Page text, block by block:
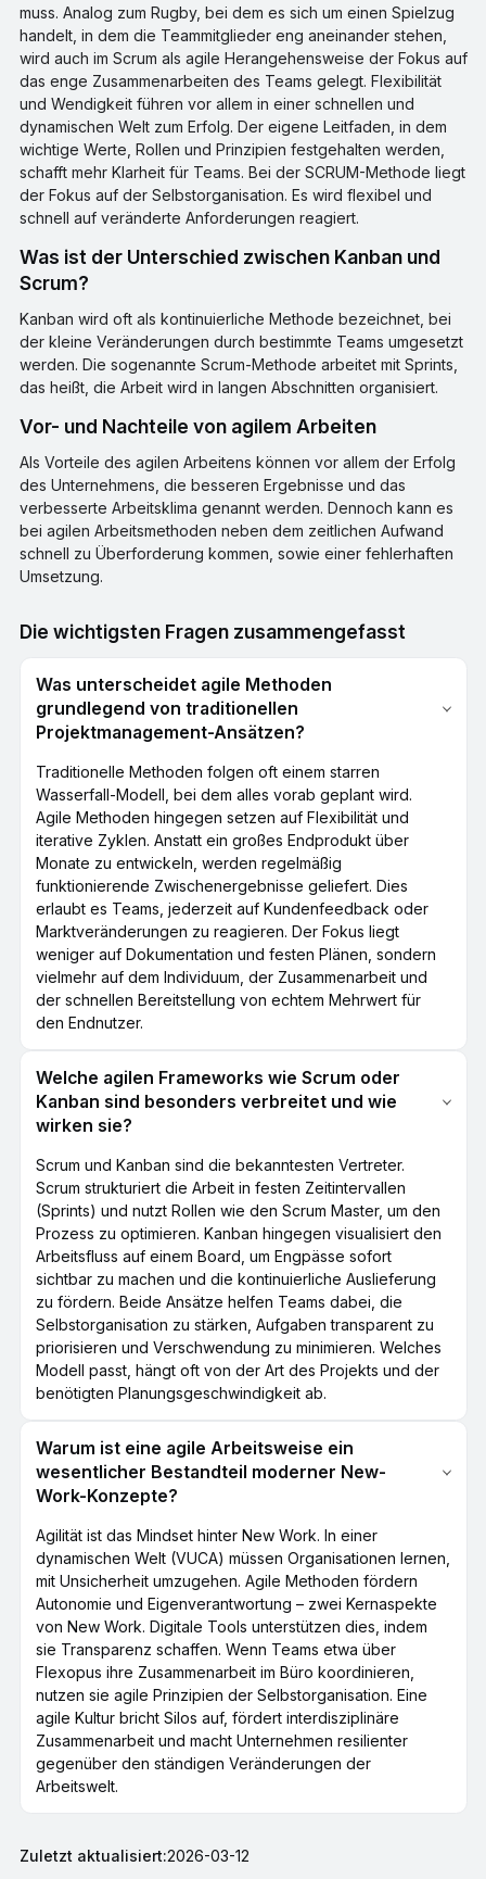
muss. Analog zum Rugby, bei dem es sich um einen Spielzug
handelt, in dem die Teammitglieder eng aneinander stehen,
wird auch im Scrum als agile Herangehensweise der Fokus auf
das enge Zusammenarbeiten des Teams gelegt. Flexibilität
und Wendigkeit führen vor allem in einer schnellen und
dynamischen Welt zum Erfolg. Der eigene Leitfaden, in dem
wichtige Werte, Rollen und Prinzipien festgehalten werden,
schafft mehr Klarheit für Teams. Bei der SCRUM-Methode liegt
der Fokus auf der Selbstorganisation. Es wird flexibel und
schnell auf veränderte Anforderungen reagiert.
Was ist der Unterschied zwischen Kanban und
Scrum?
Kanban wird oft als kontinuierliche Methode bezeichnet, bei
der kleine Veränderungen durch bestimmte Teams umgesetzt
werden. Die sogenannte Scrum-Methode arbeitet mit Sprints,
das heißt, die Arbeit wird in langen Abschnitten organisiert.
Vor- und Nachteile von agilem Arbeiten
Als Vorteile des agilen Arbeitens können vor allem der Erfolg
des Unternehmens, die besseren Ergebnisse und das
verbesserte Arbeitsklima genannt werden. Dennoch kann es
bei agilen Arbeitsmethoden neben dem zeitlichen Aufwand
schnell zu Überforderung kommen, sowie einer fehlerhaften
Umsetzung.
Die wichtigsten Fragen zusammengefasst
Was unterscheidet agile Methoden
grundlegend von traditionellen
Projektmanagement-Ansätzen?
Traditionelle Methoden folgen oft einem starren
Wasserfall-Modell, bei dem alles vorab geplant wird.
Agile Methoden hingegen setzen auf Flexibilität und
iterative Zyklen. Anstatt ein großes Endprodukt über
Monate zu entwickeln, werden regelmäßig
funktionierende Zwischenergebnisse geliefert. Dies
erlaubt es Teams, jederzeit auf Kundenfeedback oder
Marktveränderungen zu reagieren. Der Fokus liegt
weniger auf Dokumentation und festen Plänen, sondern
vielmehr auf dem Individuum, der Zusammenarbeit und
der schnellen Bereitstellung von echtem Mehrwert für
den Endnutzer.
Welche agilen Frameworks wie Scrum oder
Kanban sind besonders verbreitet und wie
wirken sie?
Scrum und Kanban sind die bekanntesten Vertreter.
Scrum strukturiert die Arbeit in festen Zeitintervallen
(Sprints) und nutzt Rollen wie den Scrum Master, um den
Prozess zu optimieren. Kanban hingegen visualisiert den
Arbeitsfluss auf einem Board, um Engpässe sofort
sichtbar zu machen und die kontinuierliche Auslieferung
zu fördern. Beide Ansätze helfen Teams dabei, die
Selbstorganisation zu stärken, Aufgaben transparent zu
priorisieren und Verschwendung zu minimieren. Welches
Modell passt, hängt oft von der Art des Projekts und der
benötigten Planungsgeschwindigkeit ab.
Warum ist eine agile Arbeitsweise ein
wesentlicher Bestandteil moderner New-
Work-Konzepte?
Agilität ist das Mindset hinter New Work. In einer
dynamischen Welt (VUCA) müssen Organisationen lernen,
mit Unsicherheit umzugehen. Agile Methoden fördern
Autonomie und Eigenverantwortung – zwei Kernaspekte
von New Work. Digitale Tools unterstützen dies, indem
sie Transparenz schaffen. Wenn Teams etwa über
Flexopus ihre Zusammenarbeit im Büro koordinieren,
nutzen sie agile Prinzipien der Selbstorganisation. Eine
agile Kultur bricht Silos auf, fördert interdisziplinäre
Zusammenarbeit und macht Unternehmen resilienter
gegenüber den ständigen Veränderungen der
Arbeitswelt.
Zuletzt aktualisiert:2026-03-12